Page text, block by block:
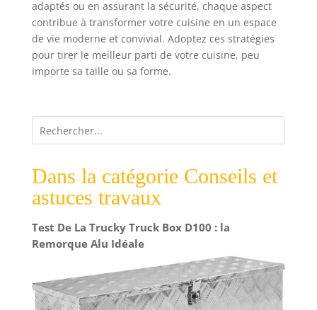
adaptés ou en assurant la sécurité, chaque aspect
contribue à transformer votre cuisine en un espace
de vie moderne et convivial. Adoptez ces stratégies
pour tirer le meilleur parti de votre cuisine, peu
importe sa taille ou sa forme.
Dans la catégorie Conseils et
astuces travaux
Test De La Trucky Truck Box D100 : la
Remorque Alu Idéale